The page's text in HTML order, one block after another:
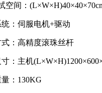
间：
：伺服电机+驱动
：高精度滚珠丝杆
主机
：130KG